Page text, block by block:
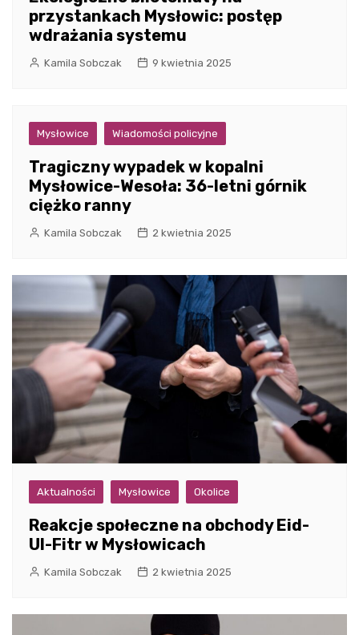
przystankach Mysłowic: postęp
wdrażania systemu
Kamila Sobczak 9 kwietnia 2025
Mysłowice Wiadomości policyjne
Tragiczny wypadek w kopalni
Mysłowice-Wesoła: 36-letni górnik
ciężko ranny
Kamila Sobczak 2 kwietnia 2025
Aktualności Mysłowice Okolice
Reakcje społeczne na obchody Eid-
Ul-Fitr w Mysłowicach
Kamila Sobczak 2 kwietnia 2025